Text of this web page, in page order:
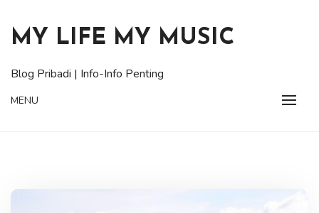
content
MY LIFE MY MUSIC
Blog Pribadi | Info-Info Penting
MENU